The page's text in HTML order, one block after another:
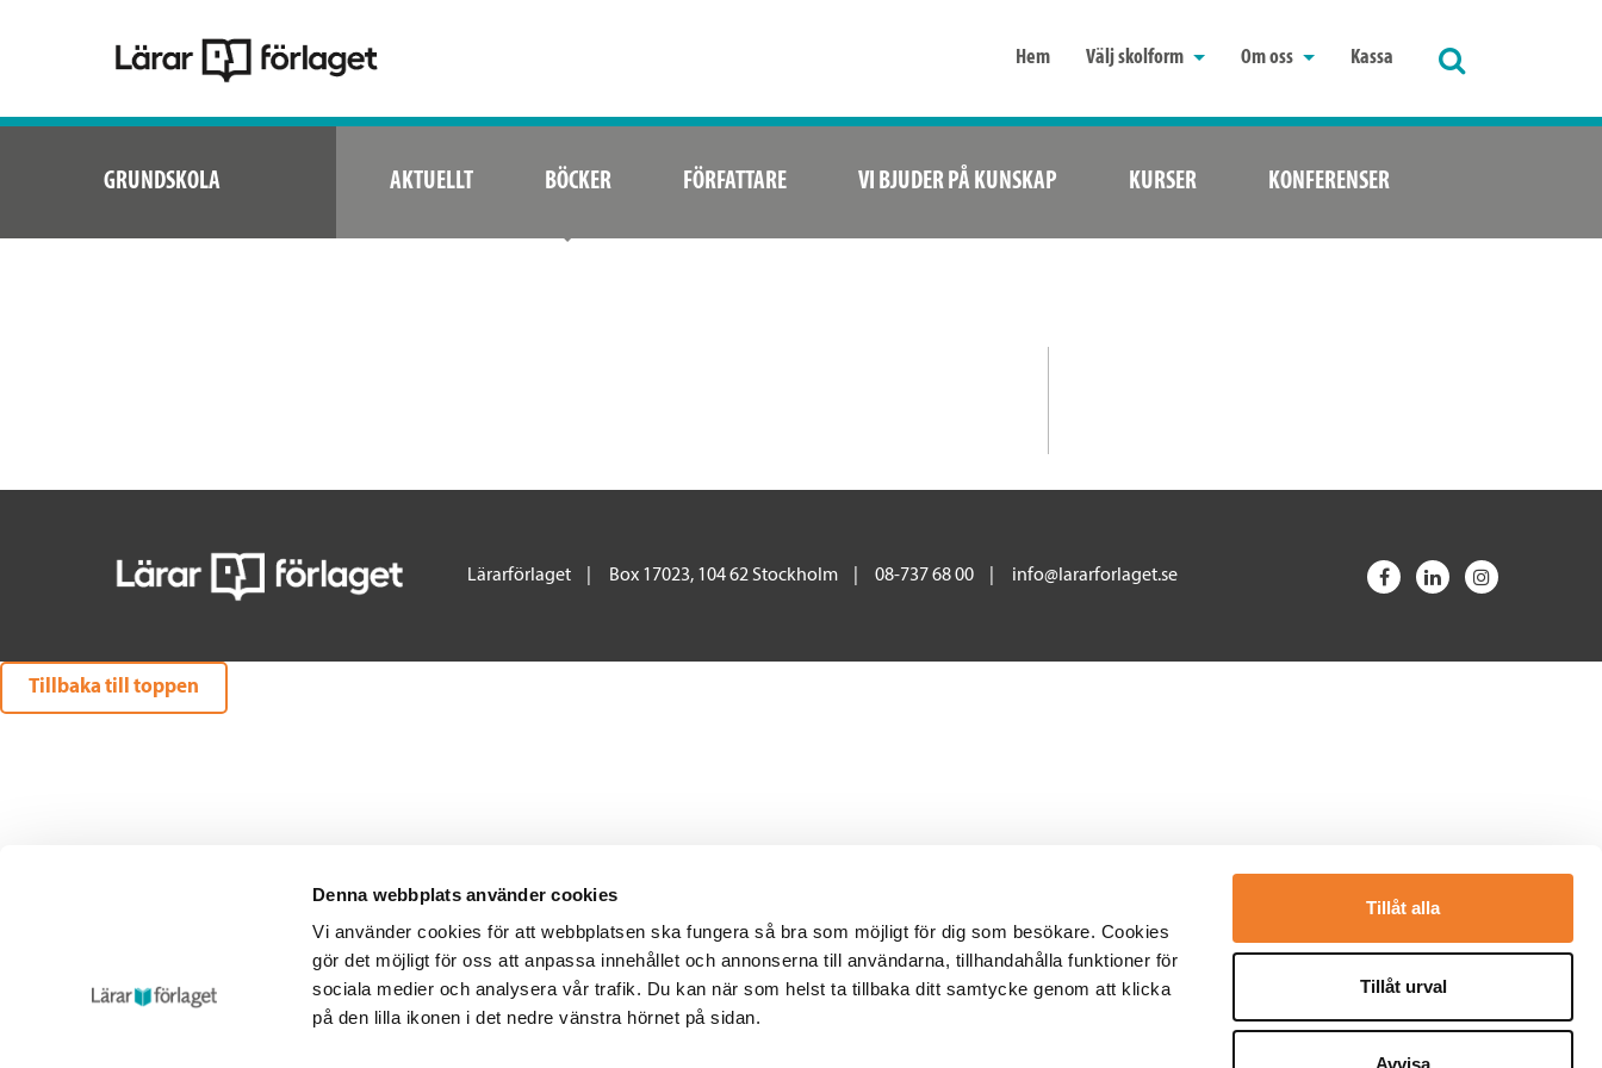
Denna webbplats använder cookies
Vi använder cookies för att webbplatsen ska fungera så bra som möjligt för dig som besökare. Cookies
gör det möjligt för oss att anpassa innehållet och annonserna till användarna, tillhandahålla funktioner för
sociala medier och analysera vår trafik. Du kan när som helst ta tillbaka ditt samtycke genom att klicka
på den lilla ikonen i det nedre vänstra hörnet på sidan.
Tillåt alla
Tillåt urval
Avvisa
Hem Välj skolform Om oss Kassa
Sök
GRUNDSKOLA AKTUELLT BÖCKER FÖRFATTARE VI BJUDER PÅ KUNSKAP KURSER KONFERENSER
Lärarförlaget Box 17023, 104 62 Stockholm 08-737 68 00 info@lararforlaget.se
Tillbaka till toppen